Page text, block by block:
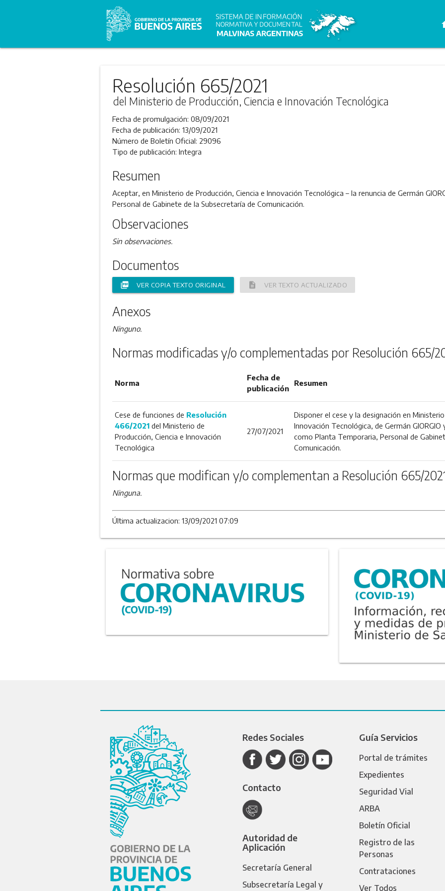
Resolución 665/2021
del Ministerio de Producción, Ciencia e Innovación Tecnológica
Fecha de promulgación: 08/09/2021
Fecha de publicación: 13/09/2021
Número de Boletín Oficial: 29096
Tipo de publicación: Integra
Resumen
Aceptar, en Ministerio de Producción, Ciencia e Innovación Tecnológica – la renuncia de Germán
Personal de Gabinete de la Subsecretaría de Comunicación.
Observaciones
Sin observaciones.
Documentos
picture_as_pdf VER COPIA TEXTO ORIGINAL description VER TEXTO ACTUALIZADO
Anexos
Ninguno.
Normas modificadas y/o complementadas por Resolución 665/
Norma
Fecha de
publicación
Resumen
Cese de funciones de Resolución
466/2021del Ministerio de
Producción, Ciencia e Innovación
Tecnológica
27/07/2021
Disponer el cese y la designación en
Innovación Tecnológica, de Germán GIORGIO
como Planta Temporaria, Personal de
Comunicación.
Normas que modifican y/o complementan a Resolución 665/
Ninguna.
Última actualizacion: 13/09/2021 07:09
Redes Sociales
Contacto
Autoridad de
Aplicación
Secretaría General
Subsecretaría Legal y
Guía Servicios
Portal de trámites
Expedientes
Seguridad Vial
ARBA
Boletín Oficial
Registro de las
Personas
Contrataciones
Ver Todos